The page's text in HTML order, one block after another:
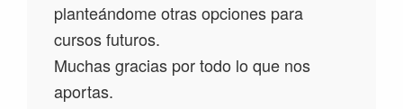
planteándome otras opciones para
cursos futuros.
Muchas gracias por todo lo que nos
aportas.